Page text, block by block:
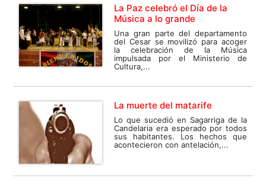
La Paz celebró el Día de la
Música a lo grande
Una gran parte del departamento
del Cesar se movilizó para acoger
la celebración de la Música
impulsada por el Ministerio de
Cultura,...
La muerte del matarife
Lo que sucedió en Sagarriga de la
Candelaria era esperado por todos
sus habitantes. Los hechos que
acontecieron con antelación,...